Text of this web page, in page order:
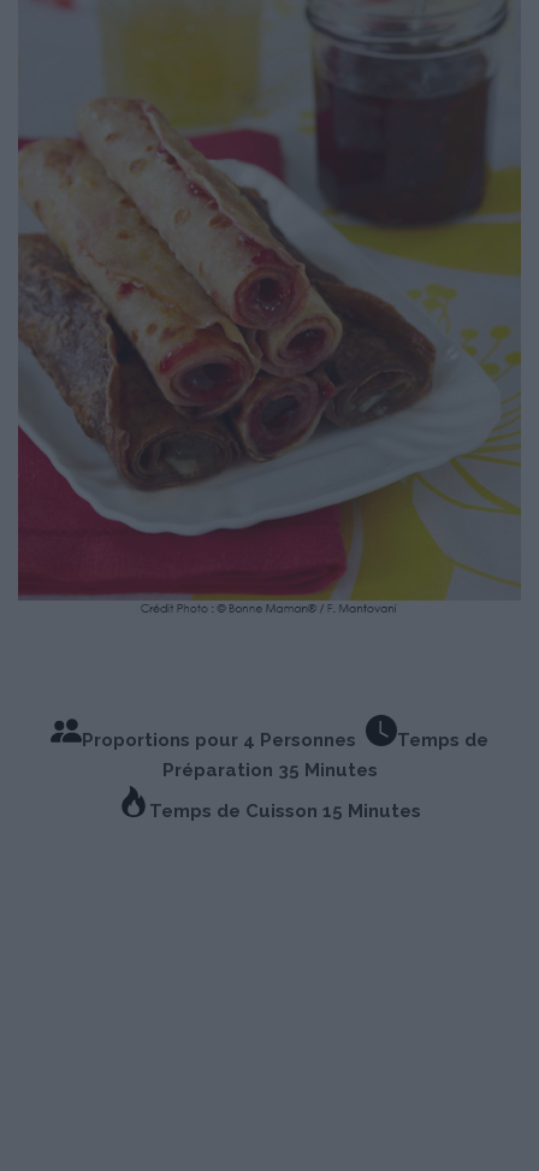
Proportions pour 4 Personnes
Temps de
Préparation 35 Minutes
Temps de Cuisson 15 Minutes